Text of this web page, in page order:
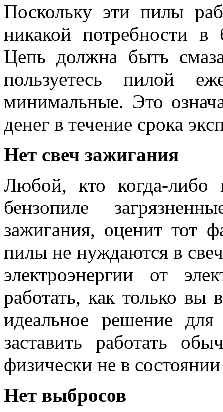
Поскольку эти пилы
никакой потребности
Цепь должна быть
пользуетесь пилой
минимальные. Это
денег в течение срока
Нет свеч зажигания
Любой, кто когда-либо
бензопиле
зажигания, оценит тот
пилы не нуждаются в
электроэнергии от
работать, как только вы
идеальное решение
заставить работать
физически не в состоянии
Нет выбросов